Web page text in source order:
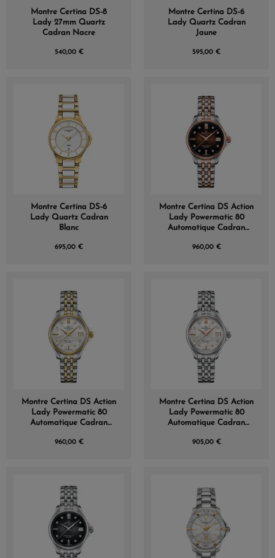
Montre Certina DS-8
Lady 27mm Quartz
Cadran Nacre
540,00 €
Montre Certina DS-6
Lady Quartz Cadran
Jaune
595,00 €
Montre Certina DS-6
Lady Quartz Cadran
Blanc
695,00 €
Montre Certina DS Action
Lady Powermatic 80
Automatique Cadran
960,00 €
Montre Certina DS Action
Lady Powermatic 80
Automatique Cadran
960,00 €
Montre Certina DS Action
Lady Powermatic 80
Automatique Cadran
905,00 €